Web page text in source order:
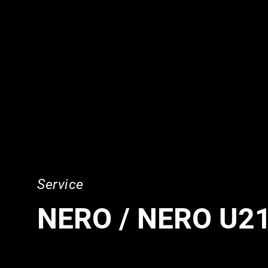
Service
NERO / NERO